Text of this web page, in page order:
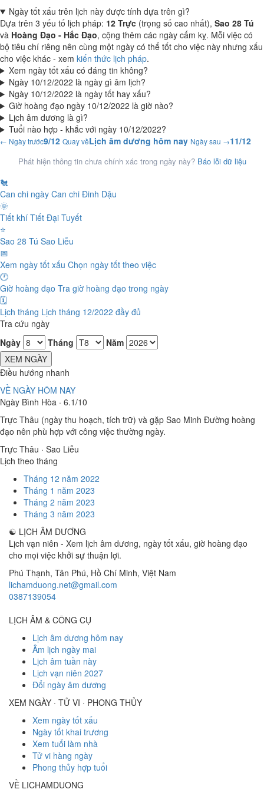
Ngày tốt xấu trên lịch này được tính dựa trên gì?
Dựa trên 3 yếu tố lịch pháp: 12 Trực (trọng số cao nhất), Sao 28 Tú
và Hoàng Đạo - Hắc Đạo, cộng thêm các ngày cấm kỵ. Mỗi việc có
bộ tiêu chí riêng nên cùng một ngày có thể tốt cho việc này nhưng xấu
cho việc khác - xem kiến thức lịch pháp.
Xem ngày tốt xấu có đáng tin không?
Ngày 10/12/2022 là ngày gì âm lịch?
Ngày 10/12/2022 là ngày tốt hay xấu?
Giờ hoàng đạo ngày 10/12/2022 là giờ nào?
Lịch âm dương là gì?
Tuổi nào hợp - khắc với ngày 10/12/2022?
← Ngày trước9/12 Quay vềLịch âm dương hôm nay Ngày sau →11/12
Phát hiện thông tin chưa chính xác trong ngày này? Báo lỗi dữ liệu
🐔
Can chi ngày Can chi Đinh Dậu
🌞
Tiết khí Tiết Đại Tuyết
⭐
Sao 28 Tú Sao Liễu
📅
Xem ngày tốt xấu Chọn ngày tốt theo việc
🕐
Giờ hoàng đạo Tra giờ hoàng đạo trong ngày
🗓️
Lịch tháng Lịch tháng 12/2022 đầy đủ
Tra cứu ngày
Ngày
Tháng
Năm
XEM NGÀY
Điều hướng nhanh
VỀ NGÀY HÔM NAY
Ngày Bình Hòa · 6.1/10
Trực Thâu (ngày thu hoạch, tích trữ) và gặp Sao Minh Đường hoàng
đạo nên phù hợp với công việc thường ngày.
Trực Thâu · Sao Liễu
Lịch theo tháng
Tháng 12 năm 2022
Tháng 1 năm 2023
Tháng 2 năm 2023
Tháng 3 năm 2023
☯ LỊCH ÂM DƯƠNG
Lịch vạn niên - Xem lịch âm dương, ngày tốt xấu, giờ hoàng đạo
cho mọi việc khởi sự thuận lợi.
Phú Thạnh, Tân Phú, Hồ Chí Minh, Việt Nam
lichamduong.net@gmail.com
0387139054
LỊCH ÂM & CÔNG CỤ
Lịch âm dương hôm nay
Âm lịch ngày mai
Lịch âm tuần này
Lịch vạn niên 2027
Đổi ngày âm dương
XEM NGÀY · TỬ VI · PHONG THỦY
Xem ngày tốt xấu
Ngày tốt khai trương
Xem tuổi làm nhà
Tử vi hàng ngày
Phong thủy hợp tuổi
VỀ LICHAMDUONG